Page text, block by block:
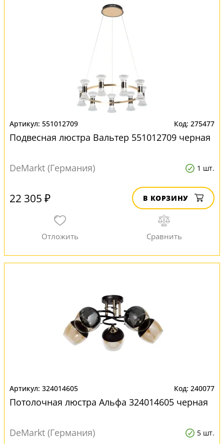
551012709 275477
Подвесная люстра Вальтер 551012709 черная
DeMarkt (Германия) 1 шт.
22 305 ₽ В КОРЗИНУ
324014605 240077
Потолочная люстра Альфа 324014605 черная
DeMarkt (Германия) 5 шт.